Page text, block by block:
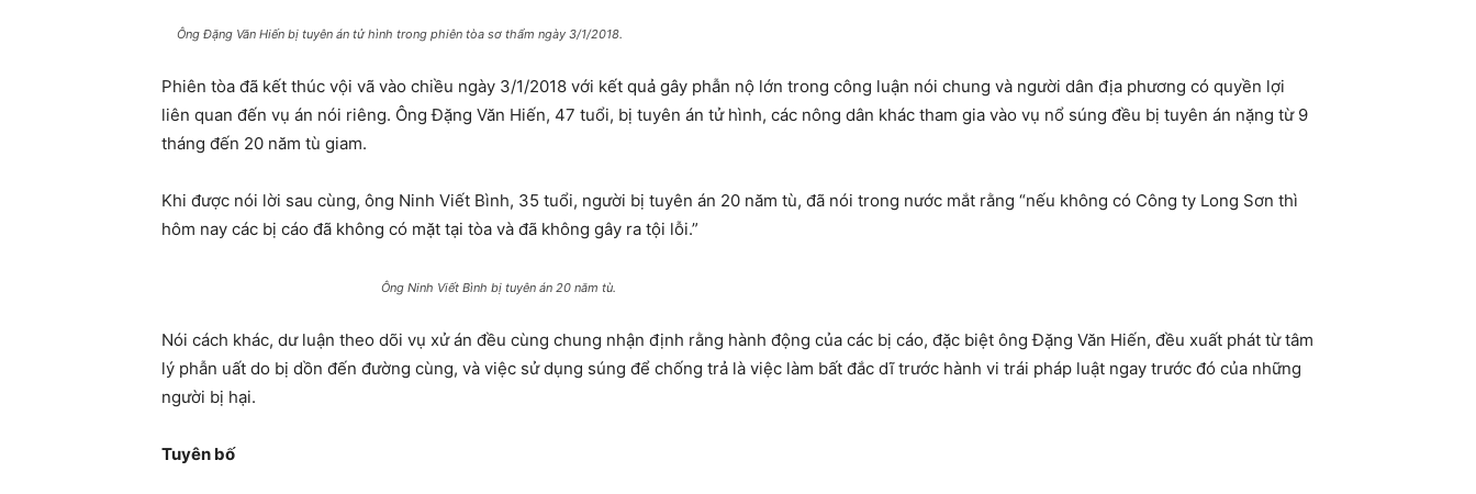
Ông Đặng Văn Hiến bị tuyên án tử hình trong phiên tòa sơ thẩm ngày 3/1/2018.
Phiên tòa đã kết thúc vội vã vào chiều ngày 3/1/2018 với kết quả gây phẫn nộ lớn trong công luận nói chung và người dân địa phương có quyền lợi
liên quan đến vụ án nói riêng. Ông Đặng Văn Hiến, 47 tuổi, bị tuyên án tử hình, các nông dân khác tham gia vào vụ nổ súng đều bị tuyên án nặng từ 9
tháng đến 20 năm tù giam.
Khi được nói lời sau cùng, ông Ninh Viết Bình, 35 tuổi, người bị tuyên án 20 năm tù, đã nói trong nước mắt rằng “nếu không có Công ty Long Sơn thì
hôm nay các bị cáo đã không có mặt tại tòa và đã không gây ra tội lỗi.”
Ông Ninh Viết Bình bị tuyên án 20 năm tù.
Nói cách khác, dư luận theo dõi vụ xử án đều cùng chung nhận định rằng hành động của các bị cáo, đặc biệt ông Đặng Văn Hiến, đều xuất phát từ tâm
lý phẫn uất do bị dồn đến đường cùng, và việc sử dụng súng để chống trả là việc làm bất đắc dĩ trước hành vi trái pháp luật ngay trước đó của những
người bị hại.
Tuyên bố